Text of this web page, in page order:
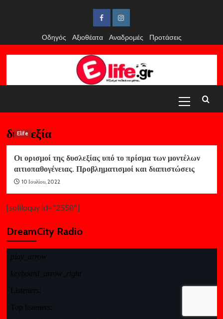
FacebookInstagram
Οδηγός
Αξιοθέατα Αναδρομές Προτάσεις
Menu
δυσλεξία
Elife
Οι ορισμοί της δυσλεξίας υπό το πρίσμα των μοντέλων
αιτιοπαθογένειας. Προβληματισμοί και διαπιστώσεις
10 Ιουλίου, 2022
[soliloquy id="2558"]
DreamCity Radio